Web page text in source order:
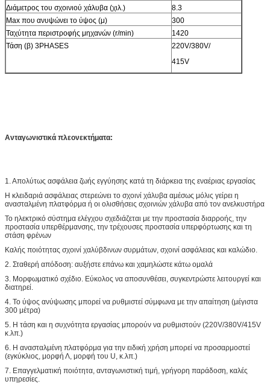
Διάμετρος του σχοινιού χάλυβα (χιλ.)
8.3
Max που ανυψώνει το ύψος (μ)
300
Ταχύτητα περιστροφής μηχανών (r/min)
1420
Τάση (β) 3PHASES
220V/380V/
415V
Ανταγωνιστικά πλεονεκτήματα:
1. Απολύτως ασφάλεια ζωής εγγύησης κατά τη διάρκεια της εναέριας εργασίας
Η κλειδαριά ασφάλειας στερεώνει το σχοινί χάλυβα αμέσως μόλις γείρει η
ανασταλμένη πλατφόρμα ή οι ολισθήσεις σχοινιών χάλυβα από τον ανελκυστήρα
Το ηλεκτρικό σύστημα ελέγχου σχεδιάζεται με την προστασία διαρροής, την
προστασία υπερθέρμανσης, την τρέχουσες προστασία υπερφόρτωσης και τη
στάση φρένων
Καλής ποιότητας σχοινί χαλύβδινων συρμάτων, σχοινί ασφάλειας και καλώδιο.
2. Σταθερή απόδοση: αυξήστε επάνω και χαμηλώστε κάτω ομαλά
3. Μορφωματικό σχέδιο. Εύκολος να αποσυνθέσει, συγκεντρώστε λειτουργεί και
διατηρεί.
4. Το ύψος ανύψωσης μπορεί να ρυθμιστεί σύμφωνα με την απαίτηση (μέγιστα
300 μέτρα)
5. Η τάση και η συχνότητα εργασίας μπορούν να ρυθμιστούν (220V/380V/415V
κ.λπ.)
6. Η ανασταλμένη πλατφόρμα για την ειδική χρήση μπορεί να προσαρμοστεί
(εγκύκλιος, μορφή Λ, μορφή του U, κ.λπ.)
7. Επαγγελματική ποιότητα, ανταγωνιστική τιμή, γρήγορη παράδοση, καλές
υπηρεσίες.